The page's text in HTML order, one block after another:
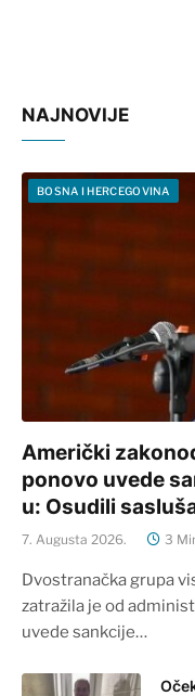
NAJNOVIJE
BOSNA I HERCEGOVINA
Američki
ponovo uvede
u: Osudili
7. Augusta 2026. 3
Dvostranačka grupa
zatražila je od
uvede sankcije…